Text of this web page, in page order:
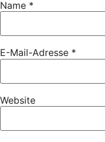
Name *
E-Mail-Adresse *
Website